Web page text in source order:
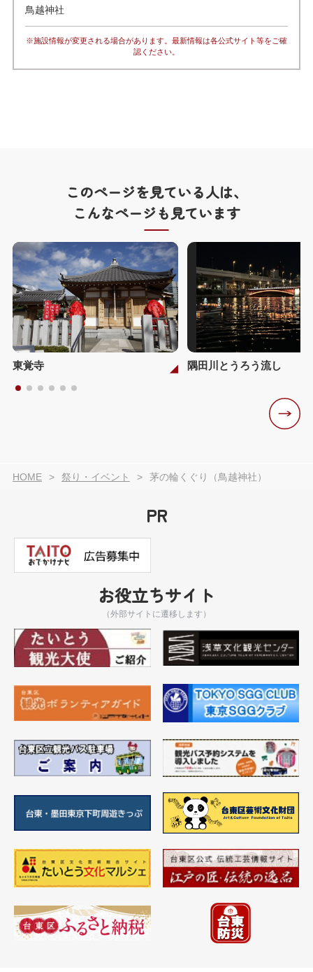
鳥越神社
※施設情報が変更される場合があります。最新情報は各公式サイト等をご確
認ください。
このページを見ている人は、
こんなページも見ています
東覚寺 隅田川とうろう流し
HOME 祭り・イベント 茅の輪くぐり（鳥越神社）
PR
お役立ちサイト
（外部サイトに遷移します）